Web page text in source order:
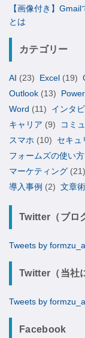
【画像付き】
とは
カテゴリー
AI (23) Excel (19)
Outlook (13)
Word (11) インタ
キャリア (9) コミ
スマホ (10) セキュ
フォームズの使い方
マーケティング (21)
導入事例 (2) 文章術
Twitter（ブロ
Tweets by
Twitter（当社
Tweets by
Facebook